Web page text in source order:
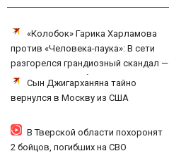
«Колобок» Гарика Харламова
против «Человека-паука»: В сети
разгорелся грандиозный скандал —
а картина уже собрала почти 100
Сын Джигарханяна тайно
вернулся в Москву из США
В Тверской области похоронят
2 бойцов, погибших на СВО